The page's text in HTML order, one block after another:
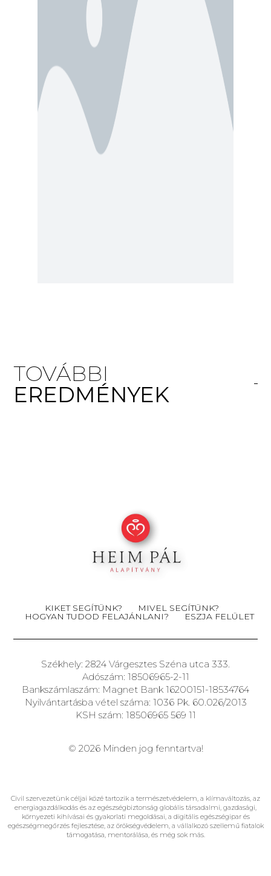
TOVÁBBI
EREDMÉNYEK
KIKET SEGÍTÜNK? MIVEL SEGÍTÜNK?
HOGYAN TUDOD FELAJÁNLANI? ESZJA FELÜLET
Székhely: 2824 Várgesztes Széna utca 333.
Adószám: 18506965-2-11
Bankszámlaszám: Magnet Bank 16200151-18534764
Nyilvántartásba vétel száma: 1036 Pk. 60.026/2013
KSH szám: 18506965 569 11
© 2026 Minden jog fenntartva!
Civil szervezetünk céljai közé tartozik a természetvédelem, a klímaváltozás, az
energiagazdálkodás és az egészségbiztonság globális társadalmi, gazdasági,
környezeti kihívásai és gyakorlati megoldásai, a digitális egészségipar és
egészségmegőrzés fejlesztése, az örökségvédelem, a vállalkozó szellemű fiatalok
támogatása, mentorálása, és még sok más.